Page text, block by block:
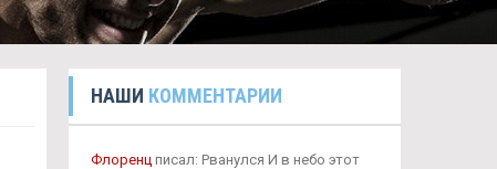
НАШИ КОММЕНТАРИИ
Флоренцписал: Рванулся И в небо этот